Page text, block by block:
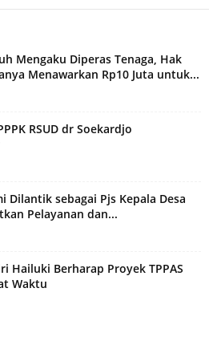
Mengaku Diperas Tenaga, Hak
Menawarkan Rp10 Juta untuk...
RSUD dr Soekardjo
Dilantik sebagai Pjs Kepala Desa
Pelayanan dan...
Hailuki Berharap Proyek TPPAS
Waktu